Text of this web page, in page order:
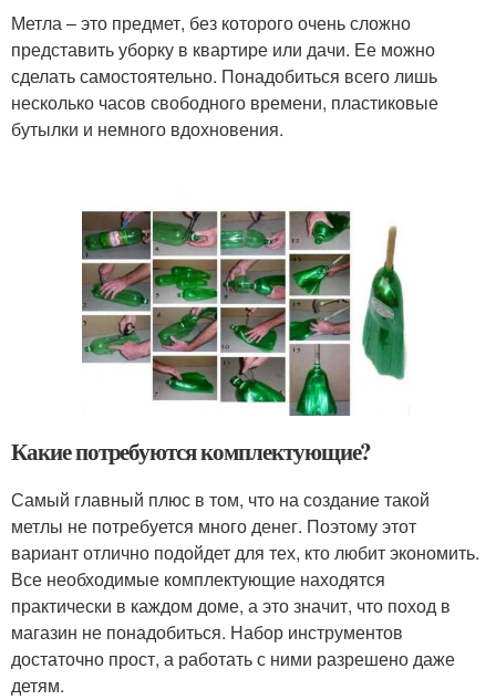
Метла – это предмет, без которого очень сложно
представить уборку в квартире или дачи. Ее можно
сделать самостоятельно. Понадобиться всего лишь
несколько часов свободного времени, пластиковые
бутылки и немного вдохновения.
Какие потребуются комплектующие?
Самый главный плюс в том, что на создание такой
метлы не потребуется много денег. Поэтому этот
вариант отлично подойдет для тех, кто любит экономить.
Все необходимые комплектующие находятся
практически в каждом доме, а это значит, что поход в
магазин не понадобиться. Набор инструментов
достаточно прост, а работать с ними разрешено даже
детям.